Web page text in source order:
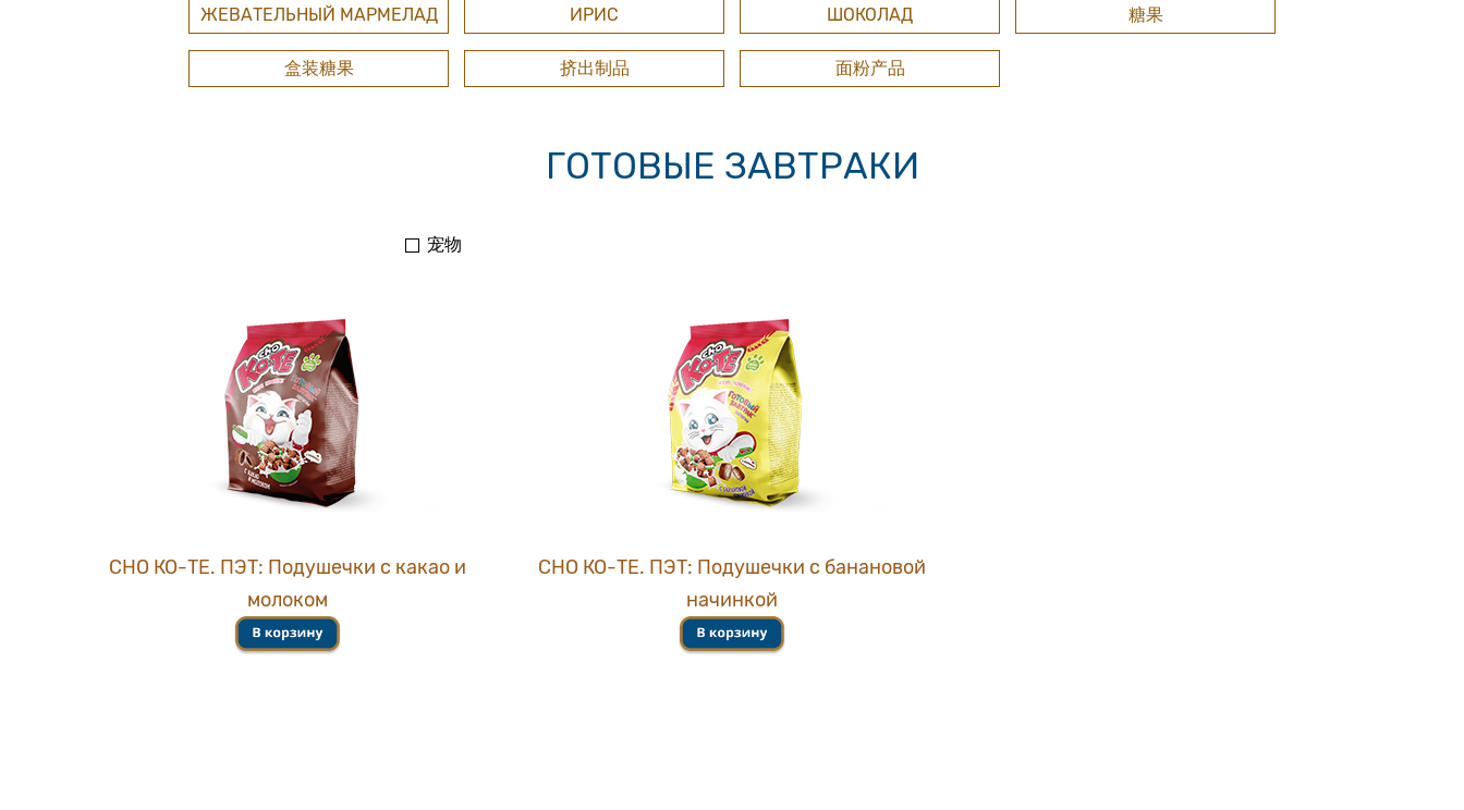
ЖЕВАТЕЛЬНЫЙ МАРМЕЛАД ИРИС ШОКОЛАД 糖果
盒装糖果 挤出制品 面粉产品
ГОТОВЫЕ ЗАВТРАКИ
宠物
СНО КО-ТЕ. ПЭТ: Подушечки с какао и
молоком
СНО КО-ТЕ. ПЭТ: Подушечки с банановой
начинкой